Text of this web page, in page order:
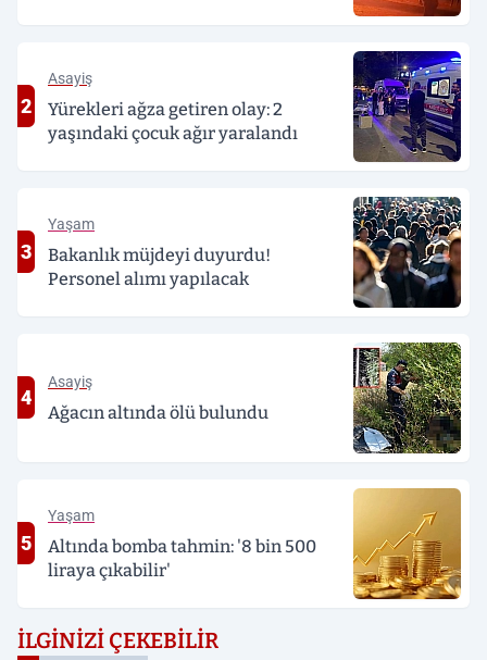
2
Asayiş
Yürekleri ağza getiren olay: 2
yaşındaki çocuk ağır yaralandı
3
Yaşam
Bakanlık müjdeyi duyurdu!
Personel alımı yapılacak
4
Asayiş
Ağacın altında ölü bulundu
5
Yaşam
Altında bomba tahmin: '8 bin 500
liraya çıkabilir'
İLGINIZI ÇEKEBILIR